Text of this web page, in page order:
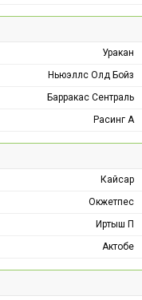
Уракан
Ньюэллс Олд Бойз
Барракас Сентраль
Расинг А
Кайсар
Окжетпес
Иртыш П
Актобе